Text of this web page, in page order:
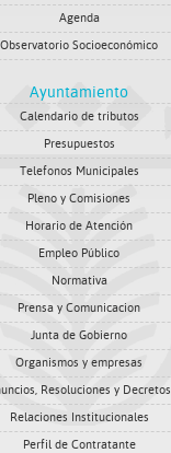
Agenda
Observatorio Socioeconómico
Ayuntamiento
Calendario de tributos
Presupuestos
Telefonos Municipales
Pleno y Comisiones
Horario de Atención
Empleo Público
Normativa
Prensa y Comunicacion
Junta de Gobierno
Organismos y empresas
Resoluciones y Decretos
Relaciones Institucionales
Perfil de Contratante